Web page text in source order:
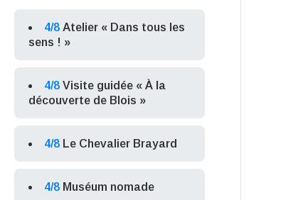
4/8 Atelier « Dans tous les
sens ! »
4/8 Visite guidée « À la
découverte de Blois »
4/8 Le Chevalier Brayard
4/8 Muséum nomade